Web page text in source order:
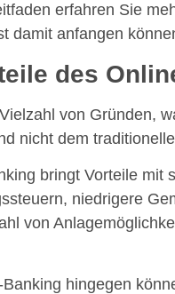
erfahren Sie
damit anfangen
des
von Gründen,
nicht dem
bringt Vorteile mit
niedrigere
von
hingegen